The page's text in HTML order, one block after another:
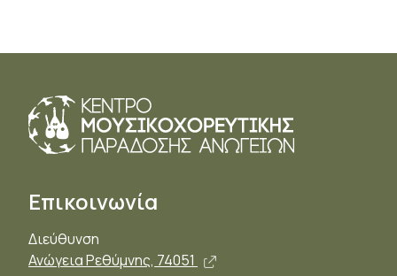
Επικοινωνία
Διεύθυνση
Ανώγεια Ρεθύμνης, 74051